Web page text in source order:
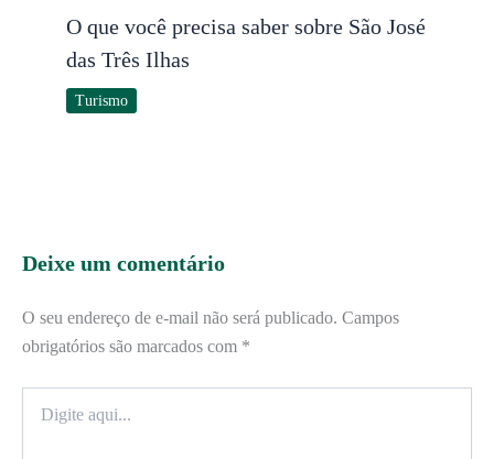
O que você precisa saber sobre São José
das Três Ilhas
Turismo
Deixe um comentário
O seu endereço de e-mail não será publicado. Campos
obrigatórios são marcados com *
aqui...